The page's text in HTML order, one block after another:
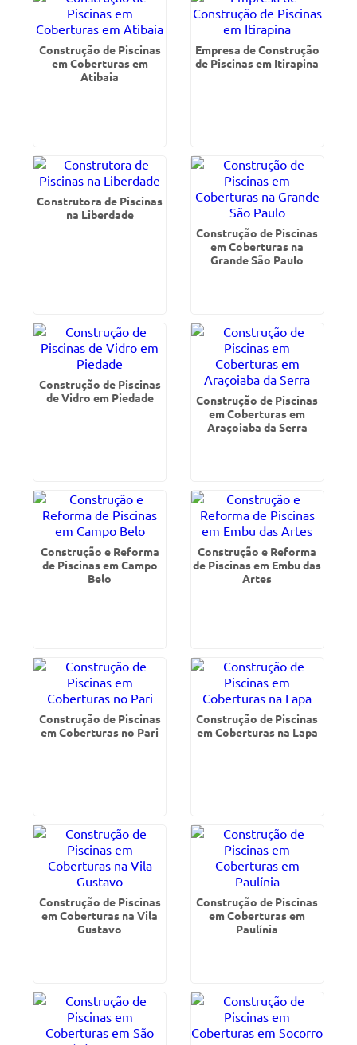
Construção de Piscinas
em Coberturas em
Atibaia
Empresa de Construção
de Piscinas em Itirapina
Construtora de Piscinas
na Liberdade
Construção de Piscinas
em Coberturas na
Grande São Paulo
Construção de Piscinas
de Vidro em Piedade
Construção de Piscinas
em Coberturas em
Araçoiaba da Serra
Construção e Reforma
de Piscinas em Campo
Belo
Construção e Reforma
de Piscinas em Embu das
Artes
Construção de Piscinas
em Coberturas no Pari
Construção de Piscinas
em Coberturas na Lapa
Construção de Piscinas
em Coberturas na Vila
Gustavo
Construção de Piscinas
em Coberturas em
Paulínia